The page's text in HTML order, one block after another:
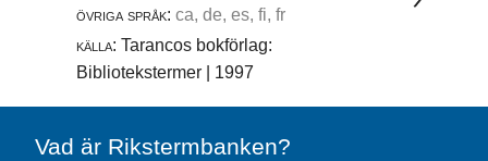
övriga språk: ca, de, es, fi, fr
källa: Tarancos bokförlag:
Bibliotekstermer | 1997
Vad är Rikstermbanken?